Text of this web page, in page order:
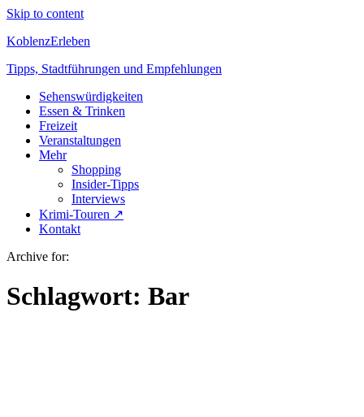
Skip to content
KoblenzErleben
Tipps, Stadtführungen und Empfehlungen
Sehenswürdigkeiten
Essen & Trinken
Freizeit
Veranstaltungen
Mehr
Shopping
Insider-Tipps
Interviews
Krimi-Touren ↗
Kontakt
Archive for:
Schlagwort: Bar